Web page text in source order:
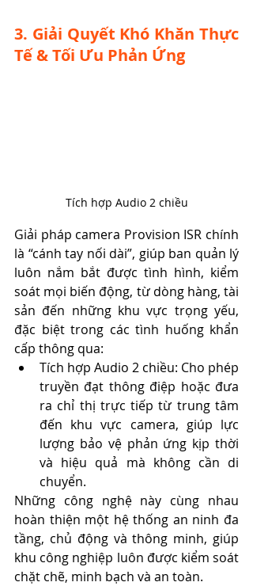
3. Giải Quyết Khó Khăn Thực
Tế & Tối Ưu Phản Ứng
Tích hợp Audio 2 chiều
Giải pháp camera Provision ISR chính
là “cánh tay nối dài”, giúp ban quản lý
luôn nắm bắt được tình hình, kiểm
soát mọi biến động, từ dòng hàng, tài
sản đến những khu vực trọng yếu,
đặc biệt trong các tình huống khẩn
cấp thông qua:
Tích hợp Audio 2 chiều: Cho phép
truyền đạt thông điệp hoặc đưa
ra chỉ thị trực tiếp từ trung tâm
đến khu vực camera, giúp lực
lượng bảo vệ phản ứng kịp thời
và hiệu quả mà không cần di
chuyển.
Những công nghệ này cùng nhau
hoàn thiện một hệ thống an ninh đa
tầng, chủ động và thông minh, giúp
khu công nghiệp luôn được kiểm soát
chặt chẽ, minh bạch và an toàn.